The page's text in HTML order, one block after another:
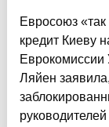
Евросоюз «так
кредит Киеву
Ляйен